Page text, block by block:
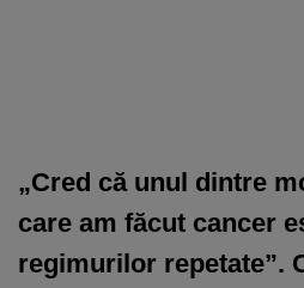
„Cred că unul dintre
care am făcut cancer
regimurilor repetate”.